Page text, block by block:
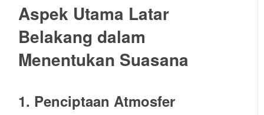
Aspek Utama Latar
Belakang dalam
Menentukan Suasana
1. Penciptaan Atmosfer